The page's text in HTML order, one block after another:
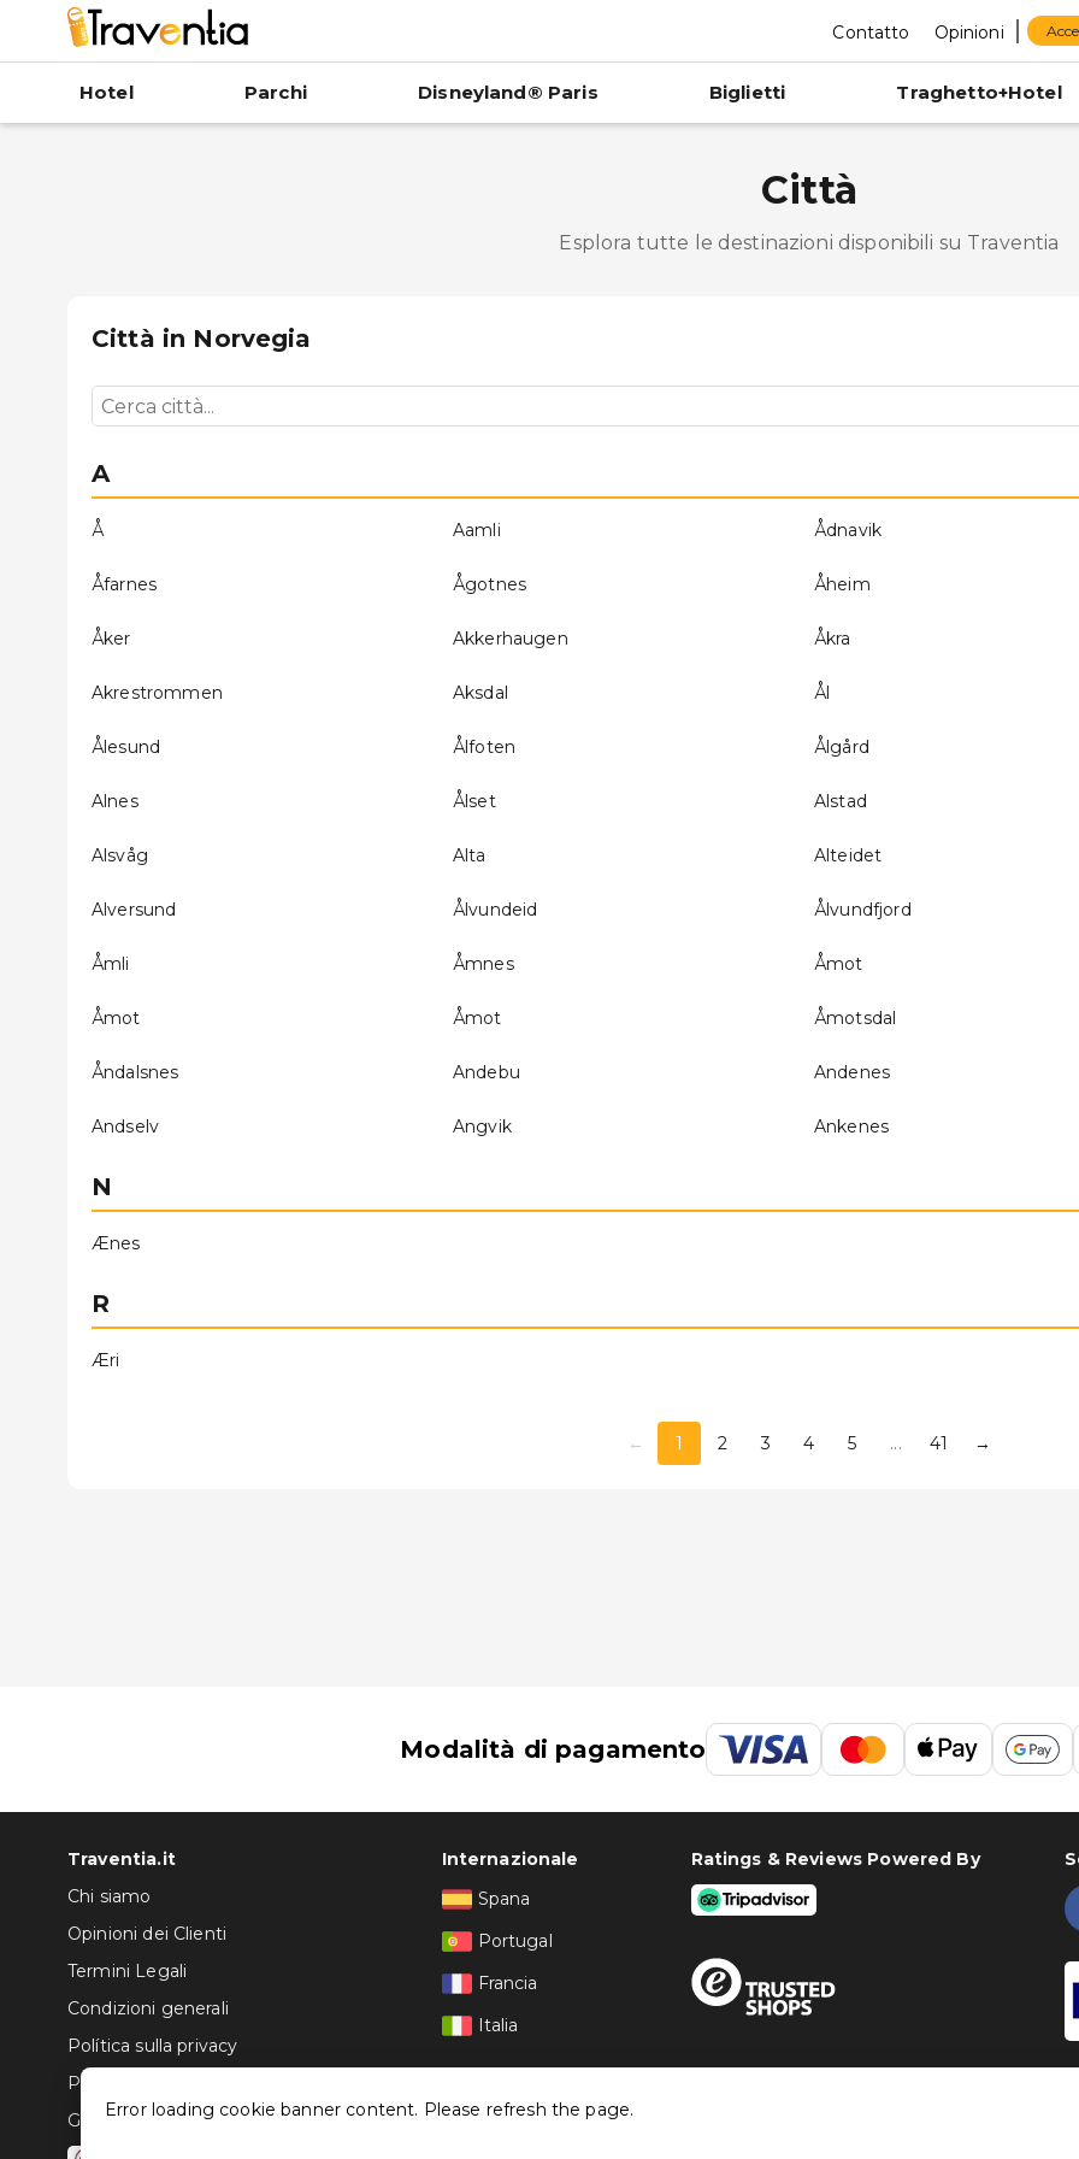
Contatto Opinioni
Hotel Parchi Disneyland® Paris Biglietti Traghetto+Hotel
Città
Esplora tutte le destinazioni disponibili su Traventia
Città in Norvegia
A
Å Aamli Ådnavik
Åfarnes Ågotnes Åheim
Åker Akkerhaugen Åkra
Akrestrommen Aksdal Ål
Ålesund Ålfoten Ålgård
Alnes Ålset Alstad
Alsvåg Alta Alteidet
Alversund Ålvundeid Ålvundfjord
Åmli Åmnes Åmot
Åmot Åmot Åmotsdal
Åndalsnes Andebu Andenes
Andselv Angvik Ankenes
N
Ænes
R
Æri
← 1 2 3 4 5 ... 41 →
Modalità di pagamento
Traventia.it
Chi siamo
Opinioni dei Clienti
Termini Legali
Condizioni generali
Política sulla privacy
Politica dei Cookie
Gestisci le configurazioni dei cookie
Internazionale
Spana
Portugal
Francia
Italia
Ratings & Reviews Powered By
Error loading cookie banner content. Please refresh the page.